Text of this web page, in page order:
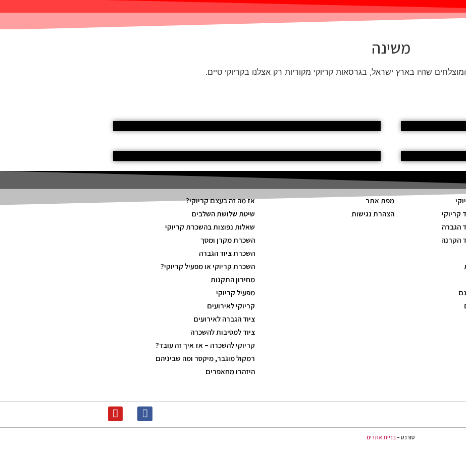
משינה
שהיו בארץ ישראל, בגרסאות קריוקי מקוריות רק אצלנו בקריוקי טיים.
קריוקי
הגברה
הקרנה
מפת אתר
הצהרת נגישות
אז מה זה בעצם קריוקי?
שיטת שלושת השלבים
שאלות נפוצות בהשכרת קריוקי
השכרת מקרן ומסך
השכרת ציוד הגברה
השכרת קריוקי או מפעיל קריוקי?
מחירון התקנות
מפעיל קריוקי
קריוקי לאירועים
ציוד הגברה לאירועים
ציוד למסיבות להשכרה
קריוקי להשכרה – אז איך זה עובד?
רמקול מוגבר, מיקסר ומה שביניהם
היזהרו מחאפרים
טורנט – בניית אתרים